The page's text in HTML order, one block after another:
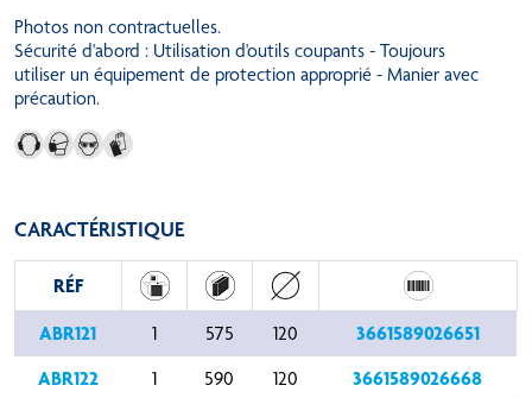
Photos non contractuelles.
Sécurité d'abord : Utilisation d'outils coupants - Toujours
utiliser un équipement de protection approprié - Manier avec
précaution.
CARACTÉRISTIQUE
RÉF
ABR121
1 575 120
3661589026651
ABR122
1 590 120
3661589026668